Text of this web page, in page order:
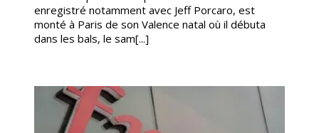
enregistré notamment avec Jeff Porcaro, est
monté à Paris de son Valence natal où il débuta
dans les bals, le sam[...]